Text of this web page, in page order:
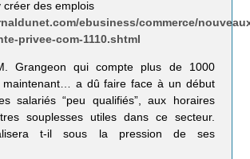
créer des emplois
ebusiness/commerce/
privee-com-1110.shtml
Grangeon qui compte plus de 1000
maintenant… a dû faire face à un début
salariés “peu qualifiés”, aux horaires
souplesses utiles dans ce secteur.
t-il sous la pression de ses